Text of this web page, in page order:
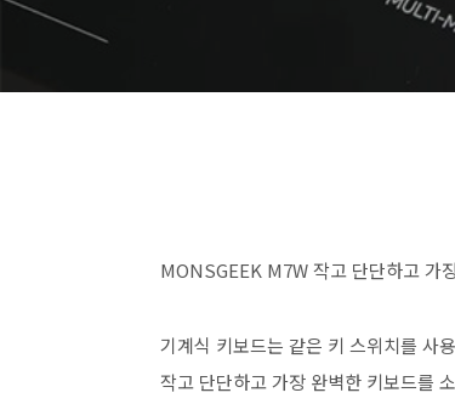
MONSGEEK M7W 작고 단단하고 가
기계식 키보드는 같은 키 스위치를 사
작고 단단하고 가장 완벽한 키보드를